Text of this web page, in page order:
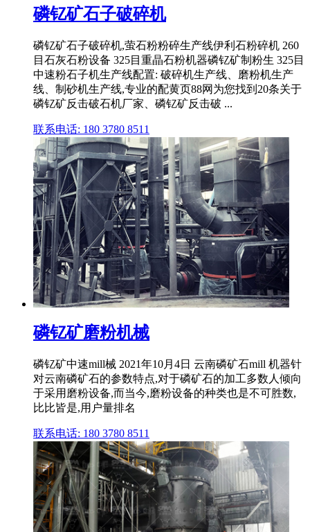
磷钇矿石子破碎机
磷钇矿石子破碎机,萤石粉粉碎生产线伊利石粉碎机 260
目石灰石粉设备 325目重晶石粉机器磷钇矿制粉生 325目
中速粉石子机生产线配置: 破碎机生产线、磨粉机生产
线、制砂机生产线,专业的配黄页88网为您找到20条关于
磷钇矿反击破石机厂家、磷钇矿反击破 ...
联系电话: 180 3780 8511
磷钇矿磨粉机械
磷钇矿中速mill械 2021年10月4日 云南磷矿石mill 机器针
对云南磷矿石的参数特点,对于磷矿石的加工多数人倾向
于采用磨粉设备,而当今,磨粉设备的种类也是不可胜数,
比比皆是,用户量排名
联系电话: 180 3780 8511